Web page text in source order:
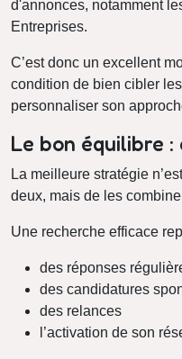
d'annonces, notamment
Entreprises.
C’est donc un excellent
condition de bien cibler
personnaliser son
Le bon équilibre
La meilleure stratégie
deux, mais de les
Une recherche efficace
des réponses
des candidatures
des relances
l’activation de son